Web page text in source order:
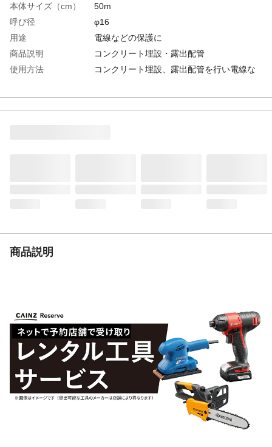
本体サイズ（cm）
50m
呼び径
φ16
用途
電線などの保護に
商品説明
コンクリート埋設・露出配管
使用方法
コンクリート埋設、露出配管を行い電線な
入数
1
材質
難燃ポリエチレン
商品説明